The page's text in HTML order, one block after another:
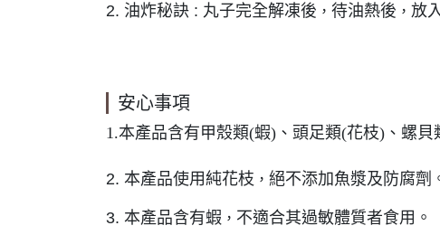
2. 油炸秘訣 : 丸子完全解凍後 ， 待油熱後 ， 放
安心事項
1.本產品含有甲殼類(蝦)、頭足類(花枝)、螺
2. 本產品使用純花枝 ， 絕不添加魚漿及防腐劑
3. 本產品含有蝦 ， 不適合其過敏體質者食用。